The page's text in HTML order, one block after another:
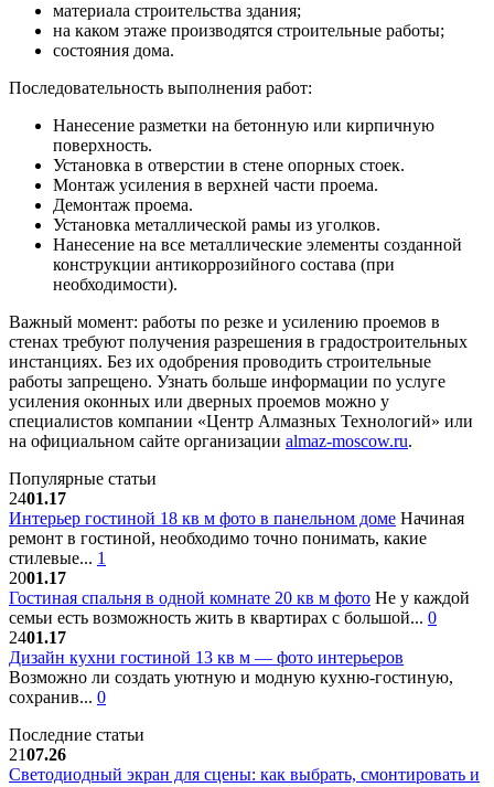
материала строительства здания;
на каком этаже производятся строительные работы;
состояния дома.
Последовательность выполнения работ:
Нанесение разметки на бетонную или кирпичную
поверхность.
Установка в отверстии в стене опорных стоек.
Монтаж усиления в верхней части проема.
Демонтаж проема.
Установка металлической рамы из уголков.
Нанесение на все металлические элементы созданной
конструкции антикоррозийного состава (при
необходимости).
Важный момент: работы по резке и усилению проемов в
стенах требуют получения разрешения в градостроительных
инстанциях. Без их одобрения проводить строительные
работы запрещено. Узнать больше информации по услуге
усиления оконных или дверных проемов можно у
специалистов компании «Центр Алмазных Технологий» или
на официальном сайте организации almaz-moscow.ru.
Популярные статьи
2401.17
Интерьер гостиной 18 кв м фото в панельном доме Начиная
ремонт в гостиной, необходимо точно понимать, какие
стилевые... 1
2001.17
Гостиная спальня в одной комнате 20 кв м фото Не у каждой
семьи есть возможность жить в квартирах с большой... 0
2401.17
Дизайн кухни гостиной 13 кв м — фото интерьеров
Возможно ли создать уютную и модную кухню-гостиную,
сохранив... 0
Последние статьи
2107.26
Светодиодный экран для сцены: как выбрать, смонтировать и